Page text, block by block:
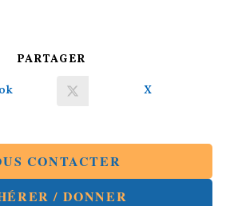
PARTAGER
Ouvrir
X
CONTACTER
/ DONNER